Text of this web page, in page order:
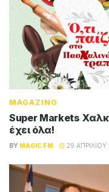
MAGAZINO
Super Markets
έχει όλα!
BY MAGIC FM 29 ΑΠΡΙΛΊΟΥ